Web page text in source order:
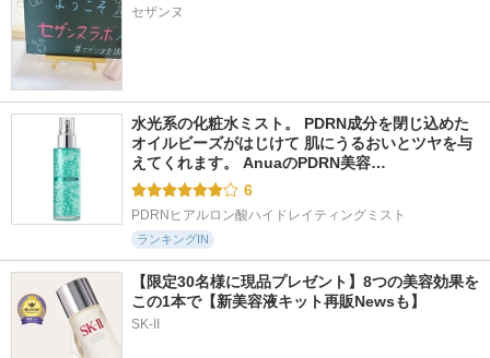
セザンヌ
水光系の化粧水ミスト。 PDRN成分を閉じ込めた
オイルビーズがはじけて 肌にうるおいとツヤを与
えてくれます。 AnuaのPDRN美容…
6
PDRNヒアルロン酸ハイドレイティングミスト
ランキングIN
【限定30名様に現品プレゼント】8つの美容効果を
この1本で【新美容液キット再販Newsも】
SK-II